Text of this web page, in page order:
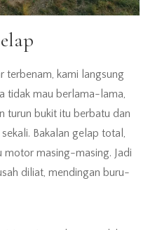
terbenam, kami langsung
tidak mau berlama-lama,
turun bukit itu berbatu dan
Bakalan gelap total,
motor masing-masing. Jadi
diliat, mendingan buru-